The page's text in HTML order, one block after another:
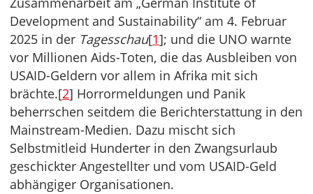
Development and Sustainability“ am 4. Februar
2025 in der Tagesschau[1]; und die UNO warnte
vor Millionen Aids-Toten, die das Ausbleiben von
USAID-Geldern vor allem in Afrika mit sich
brächte.[2] Horrormeldungen und Panik
beherrschen seitdem die Berichterstattung in den
Mainstream-Medien. Dazu mischt sich
Selbstmitleid Hunderter in den Zwangsurlaub
geschickter Angestellter und vom USAID-Geld
abhängiger Organisationen.